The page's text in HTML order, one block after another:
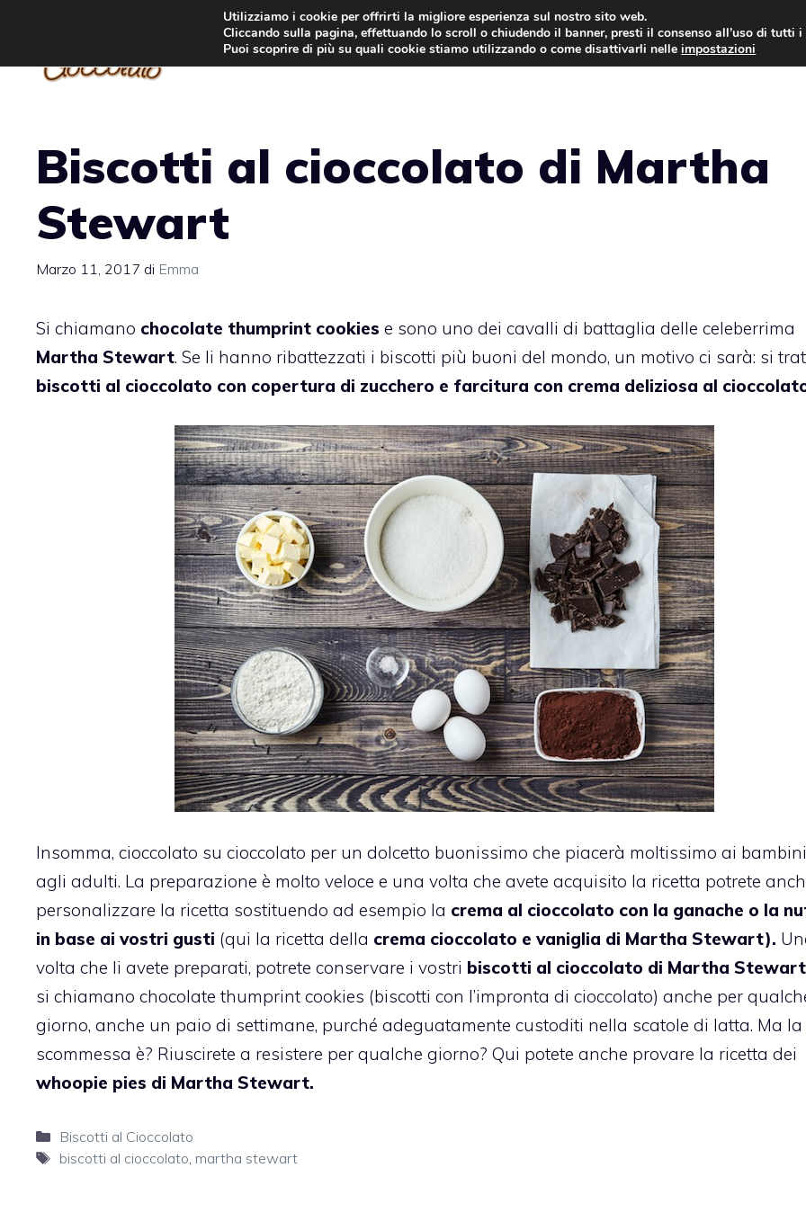
contenuto
TORTE AL CIOCCOLATO TORTE CLASSICHE
Biscotti al cioccolato di Martha
Stewart
Marzo 11, 2017 di Emma
Si chiamano chocolate thumprint cookies e sono uno dei cavalli di battaglia delle celeberrima
Martha Stewart. Se li hanno ribattezzati i biscotti più buoni del mondo, un motivo ci sarà: si
biscotti al cioccolato con copertura di zucchero e farcitura con crema deliziosa al
Insomma, cioccolato su cioccolato per un dolcetto buonissimo che piacerà moltissimo ai
agli adulti. La preparazione è molto veloce e una volta che avete acquisito la ricetta potrete
personalizzare la ricetta sostituendo ad esempio la crema al cioccolato con la ganache o la
in base ai vostri gusti (qui la ricetta della crema cioccolato e vaniglia di Martha Stewart).
volta che li avete preparati, potrete conservare i vostri biscotti al cioccolato di Martha Stewart
si chiamano chocolate thumprint cookies (biscotti con l’impronta di cioccolato) anche per
giorno, anche un paio di settimane, purché adeguatamente custoditi nella scatole di latta. Ma la
scommessa è? Riuscirete a resistere per qualche giorno? Qui potete anche provare la ricetta dei
whoopie pies di Martha Stewart.
Categorie
Biscotti al Cioccolato
Tag
biscotti al cioccolato martha stewart
Utilizziamo i cookie per offrirti la migliore esperienza sul nostro sito web.
Cliccando sulla pagina, effettuando lo scroll o chiudendo il banner, presti il consenso all’uso di tutti i
Puoi scoprire di più su quali cookie stiamo utilizzando o come disattivarli nelleimpostazioni